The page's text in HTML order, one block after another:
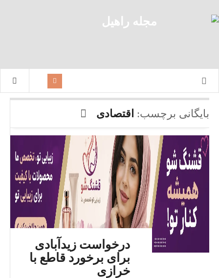
بایگانی برچسب: اقتصادی
درخواست زیدآبادی
برای برخورد قاطع با
خرازی